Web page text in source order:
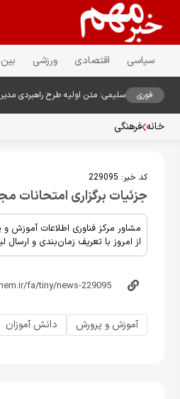
سیاسی اقتصادی ورزشی
فوری سلیمی: متن اولیه طرح راهبردی
خانه فرهنگی
کد خبر: 229095
جزئیات برگزاری امتحانات
مشاور مرکز فناوری اطلاعات آموزش
از امروز با تعریف زمان‌بندی و
آموزش و پرورش دانش آموزان